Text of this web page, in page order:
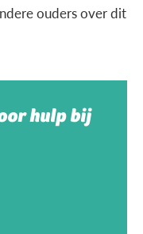
ouders over dit
hulp bij